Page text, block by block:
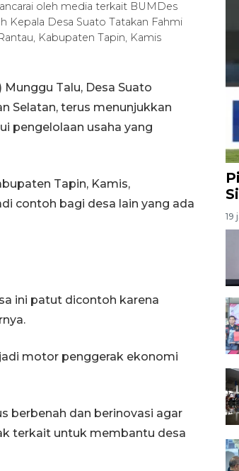
oleh media terkait BUMDes
Desa Suato Tatakan Fahmi
Kabupaten Tapin, Kamis
Munggu Talu, Desa Suato
Selatan, terus menunjukkan
pengelolaan usaha yang
Tapin, Kamis,
contoh bagi desa lain yang ada
ini patut dicontoh karena
motor penggerak ekonomi
berbenah dan berinovasi agar
terkait untuk membantu desa
19